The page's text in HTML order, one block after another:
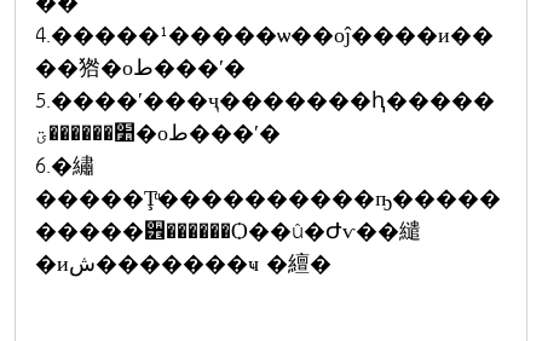
4.�����¹�����ѡ��оĵ����и��
��㹾�оط���ʹ�
5.����ʹ���ҷ�������ԧ�����
׺������ؾ�оط���ʹ�
6.�繡
�����Ţͧ����������ҧ�����
�����੾������Ѻ��û�Ժѵ��繾
�иش�������ҹ �繵�